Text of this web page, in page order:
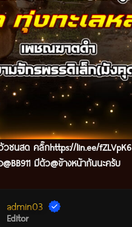
วัวชนสด คลิ๊กhttps://lin.ee/fZLVpK6
@BB911 มีตัว@ข้างหน้ากันนะครับ
admin03
Editor